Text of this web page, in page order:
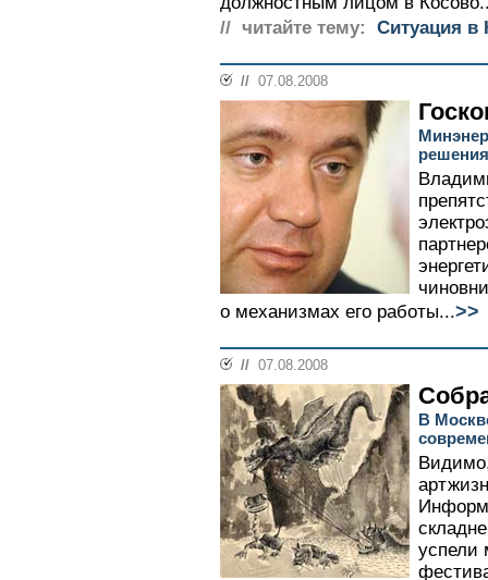
// читайте тему:
Ситуация в
// 07.08.2008
о механизмах его работы...>>
// 07.08.2008
В
успели